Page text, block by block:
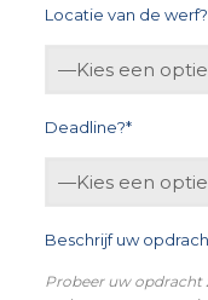
Locatie van de
Deadline?*
Beschrijf uw
Probeer uw opdracht